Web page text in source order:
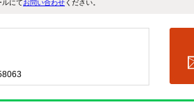
ルにてお問い合わせください。